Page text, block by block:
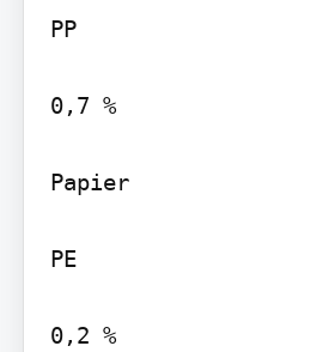
PP
0,7 %
Papier
PE
0,2 %